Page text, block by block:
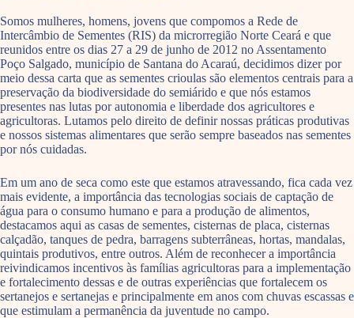
Somos mulheres, homens, jovens que compomos a Rede de
Intercâmbio de Sementes (RIS) da microrregião Norte Ceará e que
reunidos entre os dias 27 a 29 de junho de 2012 no Assentamento
Poço Salgado, município de Santana do Acaraú, decidimos dizer por
meio dessa carta que as sementes crioulas são elementos centrais para a
preservação da biodiversidade do semiárido e que nós estamos
presentes nas lutas por autonomia e liberdade dos agricultores e
agricultoras. Lutamos pelo direito de definir nossas práticas produtivas
e nossos sistemas alimentares que serão sempre baseados nas sementes
por nós cuidadas.
Em um ano de seca como este que estamos atravessando, fica cada vez
mais evidente, a importância das tecnologias sociais de captação de
água para o consumo humano e para a produção de alimentos,
destacamos aqui as casas de sementes, cisternas de placa, cisternas
calçadão, tanques de pedra, barragens subterrâneas, hortas, mandalas,
quintais produtivos, entre outros. Além de reconhecer a importância
reivindicamos incentivos às famílias agricultoras para a implementação
e fortalecimento dessas e de outras experiências que fortalecem os
sertanejos e sertanejas e principalmente em anos com chuvas escassas e
que estimulam a permanência da juventude no campo.